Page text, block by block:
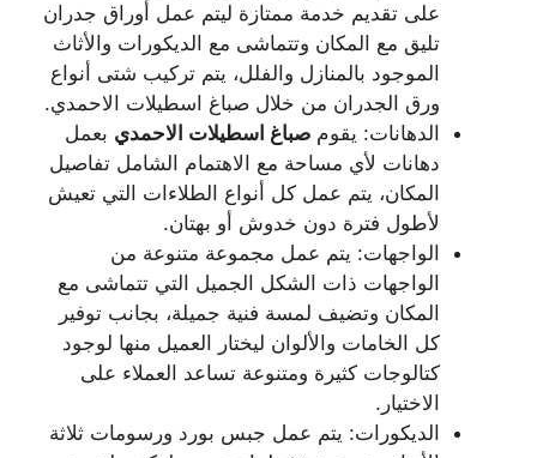
على تقديم خدمة ممتازة ليتم عمل أوراق جدران
تليق مع المكان وتتماشى مع الديكورات والأثاث
الموجود بالمنازل والفلل، يتم تركيب شتى أنواع
ورق الجدران من خلال صباغ اسطيلات الاحمدي.
الدهانات: يقوم صباغ اسطيلات الاحمدي بعمل
دهانات لأي مساحة مع الاهتمام الشامل تفاصيل
المكان، يتم عمل كل أنواع الطلاءات التي تعيش
لأطول فترة دون خدوش أو بهتان.
الواجهات: يتم عمل مجموعة متنوعة من
الواجهات ذات الشكل الجميل التي تتماشى مع
المكان وتضيف لمسة فنية جميلة، بجانب توفير
كل الخامات والألوان ليختار العميل منها لوجود
كتالوجات كثيرة ومتنوعة تساعد العملاء على
الاختيار.
الديكورات: يتم عمل جبس بورد ورسومات ثلاثة